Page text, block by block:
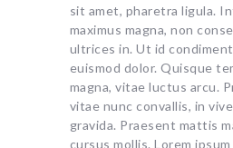
sit amet, pharetra ligula.
maximus magna, non
ultrices in. Ut id
euismod dolor. Quisque
magna, vitae luctus arcu.
vitae nunc convallis, in
gravida. Praesent mattis
cursus mollis. Lorem